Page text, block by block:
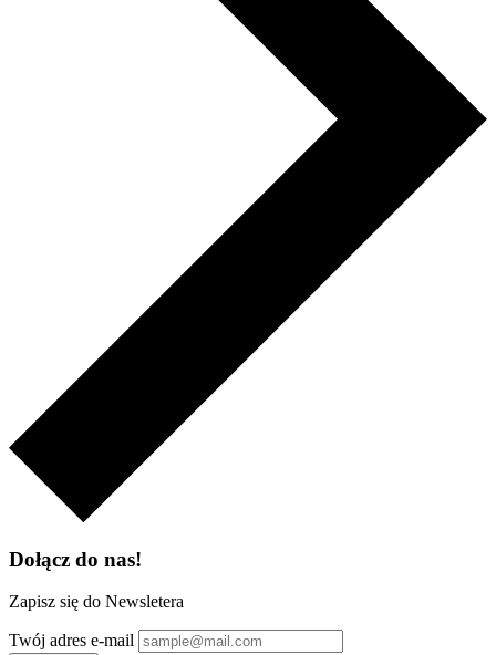
Dołącz do nas!
Zapisz się do Newsletera
Twój adres e-mail